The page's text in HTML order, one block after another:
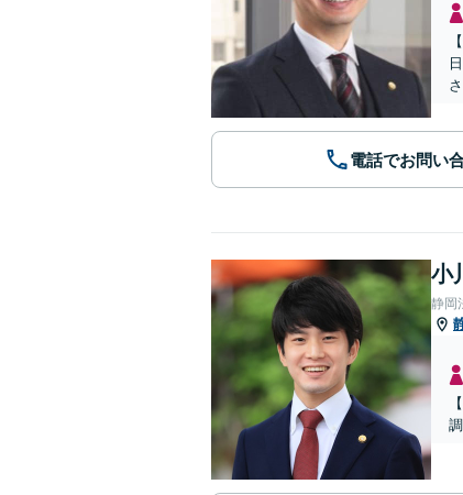
電話でお問い
小
静岡